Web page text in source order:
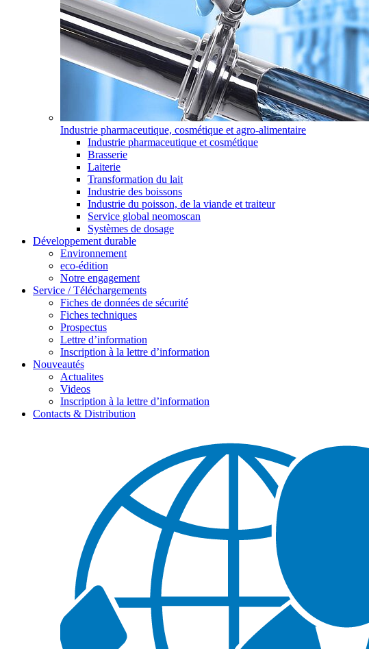
Industrie pharmaceutique, cosmétique et agro-alimentaire
Industrie pharmaceutique et cosmétique
Brasserie
Laiterie
Transformation du lait
Industrie des boissons
Industrie du poisson, de la viande et traiteur
Service global neomoscan
Systèmes de dosage
Développement durable
Environnement
eco-édition
Notre engagement
Service / Téléchargements
Fiches de données de sécurité
Fiches techniques
Prospectus
Lettre d’information
Inscription à la lettre d’information
Nouveautés
Actualites
Videos
Inscription à la lettre d’information
Contacts & Distribution